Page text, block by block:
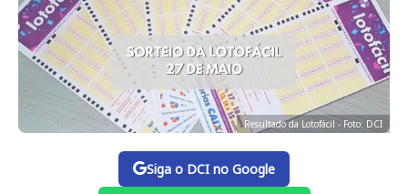
Resultado da Lotofácil - Foto: DCI
Siga o DCI no Google